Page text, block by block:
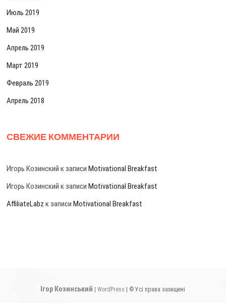
Июль 2019
Май 2019
Апрель 2019
Март 2019
Февраль 2019
Апрель 2018
СВЕЖИЕ КОММЕНТАРИИ
Игорь Козинский к записиMotivational Breakfast
Игорь Козинский к записиMotivational Breakfast
AffiliateLabz к записиMotivational Breakfast
Iгор Козинський |WordPress | © Усі права захищені